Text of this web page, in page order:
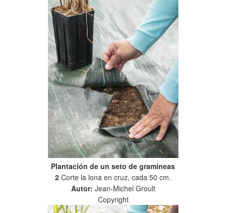
Plantación de un seto de gramíneas
2 Corte la lona en cruz, cada 50 cm.
Autor: Jean-Michel Groult
Copyright